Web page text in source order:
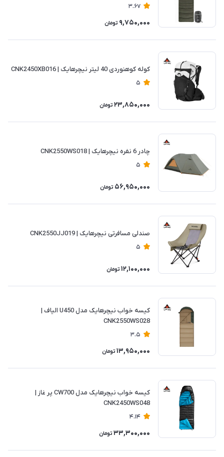
3.67
9,750,000 تومان
کوله کوهنوردی 40 لیتر نیچرهایک | CNK2450XB016
5
23,850,000 تومان
چادر 6 نفره نیچرهایک | CNK2550WS018
5
56,950,000 تومان
صندلی مسافرتی نیچرهایک | CNK2550JJ019
5
12,100,000 تومان
کیسه خواب نیچرهایک مدل U450 الیاف |
CNK2550WS028
3.5
13,950,000 تومان
کیسه خواب نیچرهایک مدل CW700 پر غاز |
CNK2450WS048
4.14
33,300,000 تومان